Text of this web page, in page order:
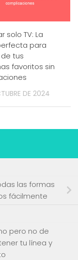
solo TV: La
para
tus
favoritos sin
DE 2024
las formas
fácilmente
pero no de
tu línea y